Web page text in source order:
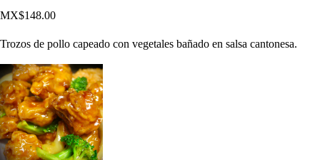
MX$148.00
Trozos de pollo capeado con vegetales bañado en salsa cantonesa.